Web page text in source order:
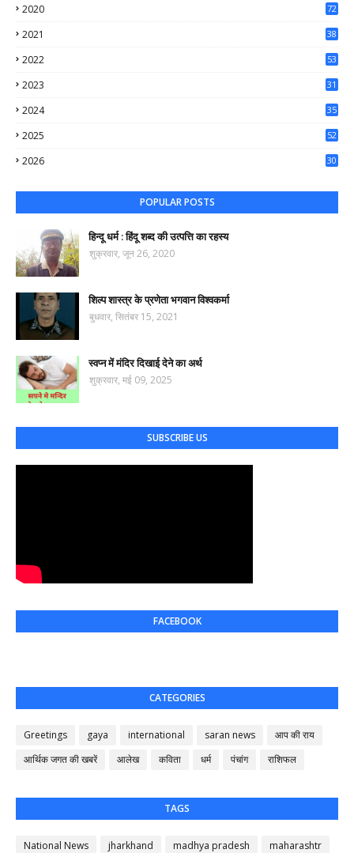
2020
72
2021
38
2022
53
2023
31
2024
35
2025
52
2026
30
POPULAR POSTS
हिन्दू धर्म : हिंदू शब्द की उत्पत्ति का रहस्य
शुक्रवार, जून 26, 2020
शिल्प शास्त्र के प्रणेता भगवान विश्वकर्मा
बुधवार, सितंबर 15, 2021
स्वप्न में मंदिर दिखाई देने का अर्थ
शुक्रवार, मई 09, 2025
SUBSCRIBE US
FACEBOOK
CATEGORIES
Greetings gaya international saran news
आप की राय
आर्थिक जगत की खबरें
आलेख कविता धर्म पंचांग राशिफल
TAGS
National News jharkhand madhya pradesh
maharashtr